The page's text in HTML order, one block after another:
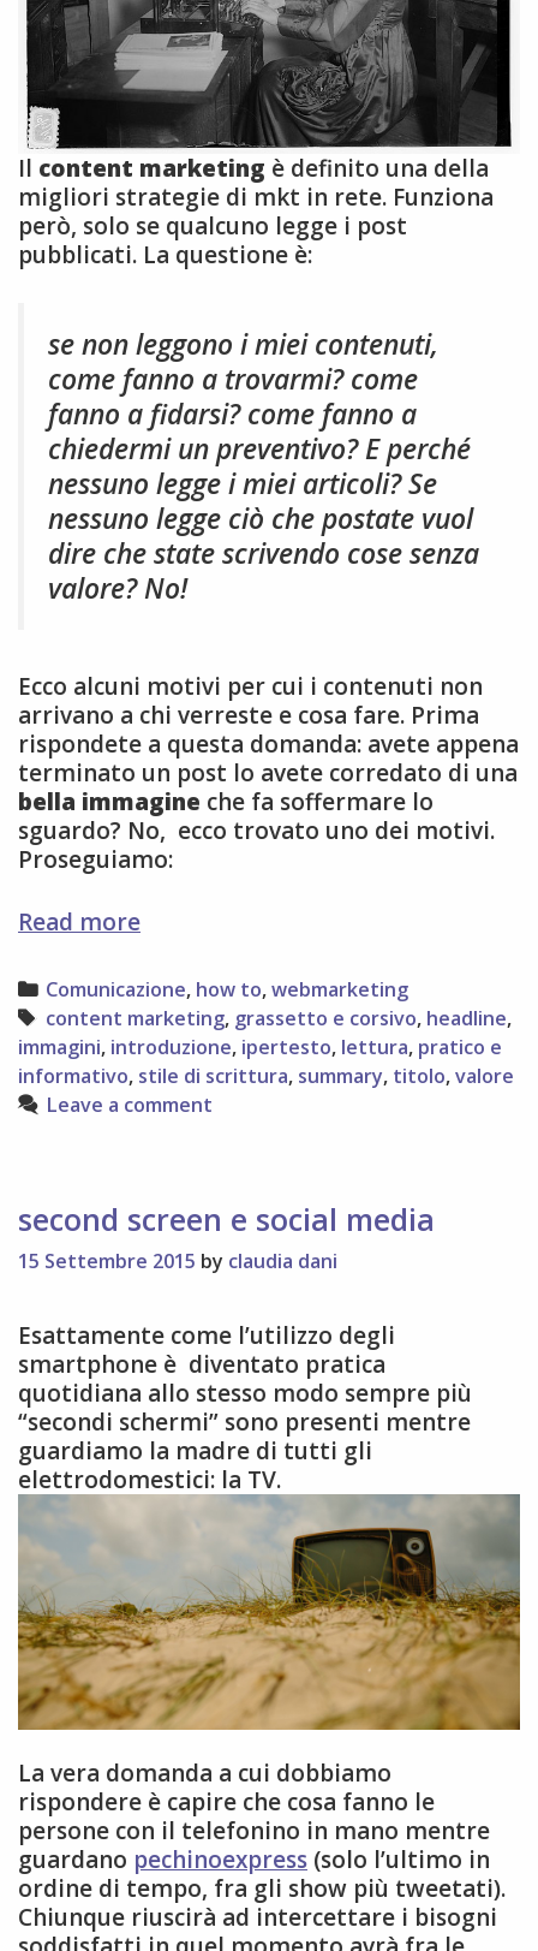
Il content marketing è definito una della
migliori strategie di mkt in rete. Funziona
però, solo se qualcuno legge i post
pubblicati. La questione è:
se non leggono i miei contenuti,
come fanno a trovarmi? come
fanno a fidarsi? come fanno a
chiedermi un preventivo? E perché
nessuno legge i miei articoli? Se
nessuno legge ciò che postate vuol
dire che state scrivendo cose senza
valore? No!
Ecco alcuni motivi per cui i contenuti non
arrivano a chi verreste e cosa fare. Prima
rispondete a questa domanda: avete appena
terminato un post lo avete corredato di una
bella immagine che fa soffermare lo
sguardo? No, ecco trovato uno dei motivi.
Proseguiamo:
Read more6
per
cui
nessuno
legge
i
tuoi
Categories
Comunicazione, how to,webmarketing
Tags
content marketing, grassetto e corsivo, headline,
immagini, introduzione, ipertesto, lettura, pratico e
informativo, stile di scrittura, summary, titolo,valore
Leave a comment
second screen e social media
15 Settembre 2015 by claudia dani
Esattamente come l’utilizzo degli
smartphone è diventato pratica
quotidiana allo stesso modo sempre più
“secondi schermi” sono presenti mentre
guardiamo la madre di tutti gli
elettrodomestici: la TV.
La vera domanda a cui dobbiamo
rispondere è capire che cosa fanno le
persone con il telefonino in mano mentre
guardano pechinoexpress (solo l’ultimo in
ordine di tempo, fra gli show più tweetati).
Chiunque riuscirà ad intercettare i bisogni